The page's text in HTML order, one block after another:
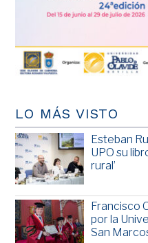
LO MÁS VISTO
Esteban
UPO su
rural’
Francisco
por la
San